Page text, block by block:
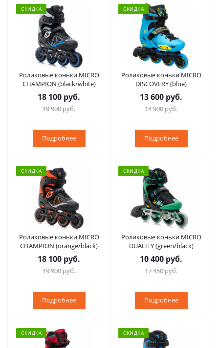
СКИДКА
Роликовые коньки MICRO
CHAMPION (black/white)
18 100 руб.
19 900 руб.
Подробнее
СКИДКА
Роликовые коньки MICRO
DISCOVERY (blue)
13 600 руб.
14 900 руб.
Подробнее
СКИДКА
Роликовые коньки MICRO
CHAMPION (orange/black)
18 100 руб.
19 900 руб.
Подробнее
СКИДКА
Роликовые коньки MICRO
DUALITY (green/black)
10 400 руб.
17 450 руб.
Подробнее
СКИДКА СКИДКА